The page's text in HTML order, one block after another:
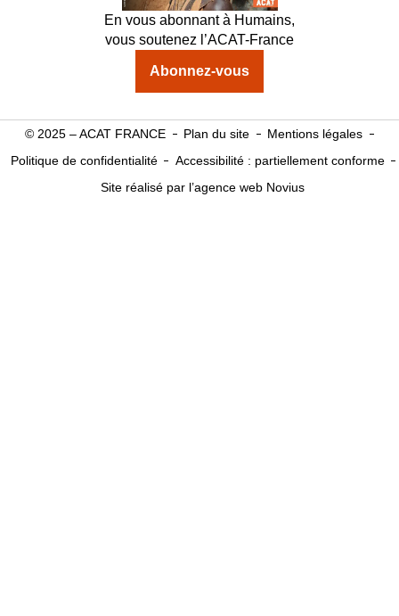
En vous abonnant à Humains,
vous soutenez l’ACAT-France
Abonnez-vous
© 2025 – ACAT FRANCE Plan du site
Mentions légales
Politique de confidentialité
Accessibilité : partiellement conforme
Site réalisé par l’agence web Novius